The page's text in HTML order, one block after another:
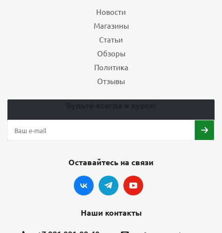
Новости
Магазины
Статьи
Обзоры
Политика
Отзывы
Оставайтесь на связи
Наши контакты